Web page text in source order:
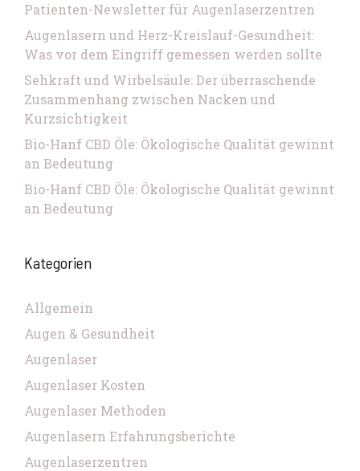
Patienten-Newsletter für Augenlaserzentren
Augenlasern und Herz-Kreislauf-Gesundheit:
Was vor dem Eingriff gemessen werden sollte
Sehkraft und Wirbelsäule: Der überraschende
Zusammenhang zwischen Nacken und
Kurzsichtigkeit
Bio-Hanf CBD Öle: Ökologische Qualität gewinnt
an Bedeutung
Bio-Hanf CBD Öle: Ökologische Qualität gewinnt
an Bedeutung
Kategorien
Allgemein
Augen & Gesundheit
Augenlaser
Augenlaser Kosten
Augenlaser Methoden
Augenlasern Erfahrungsberichte
Augenlaserzentren